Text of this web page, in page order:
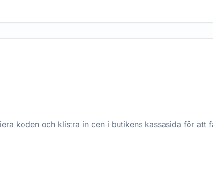
koden och klistra in den i butikens kassasida för att